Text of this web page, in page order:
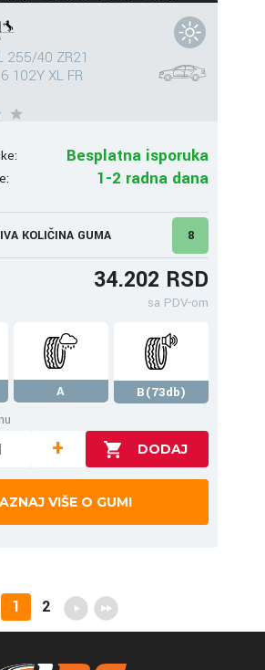
255/40 ZR21
102Y XL FR
Besplatna isporuka
1-2 radna dana
KOLIČINA GUMA 8
34.202 RSD
sa PDV-om
A
B(73db)
+
VIŠE O GUMI
1 2